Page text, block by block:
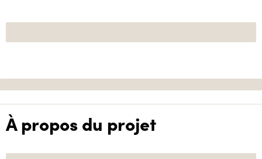
À propos du projet